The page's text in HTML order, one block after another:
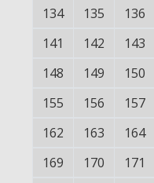
134
135 136
141
142 143
148
149 150
155
156 157
162
163 164
169
170 171